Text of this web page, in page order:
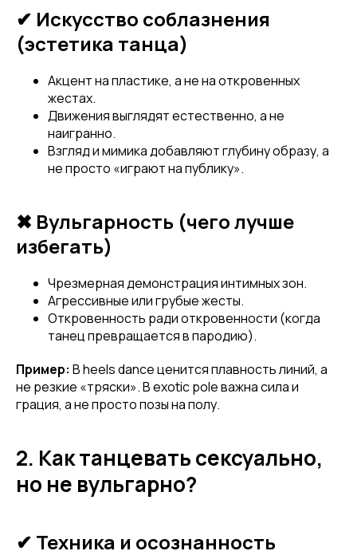
✔ Искусство соблазнения
(эстетика танца)
Акцент на пластике, а не на откровенных
жестах.
Движения выглядят естественно, а не
наигранно.
Взгляд и мимика добавляют глубину образу, а
не просто «играют на публику».
✖ Вульгарность (чего лучше
избегать)
Чрезмерная демонстрация интимных зон.
Агрессивные или грубые жесты.
Откровенность ради откровенности (когда
танец превращается в пародию).
Пример: В heels dance ценится плавность линий, а
не резкие «тряски». В exotic pole важна сила и
грация, а не просто позы на полу.
2. Как танцевать сексуально,
но не вульгарно?
✔ Техника и осознанность